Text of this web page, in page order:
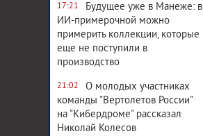
17:21
Будущее уже в Манеже: в
ИИ-примерочной можно
примерить коллекции, которые
еще не поступили в
производство
21:02
О молодых участниках
команды "Вертолетов России"
на "Кибердроме" рассказал
Николай Колесов